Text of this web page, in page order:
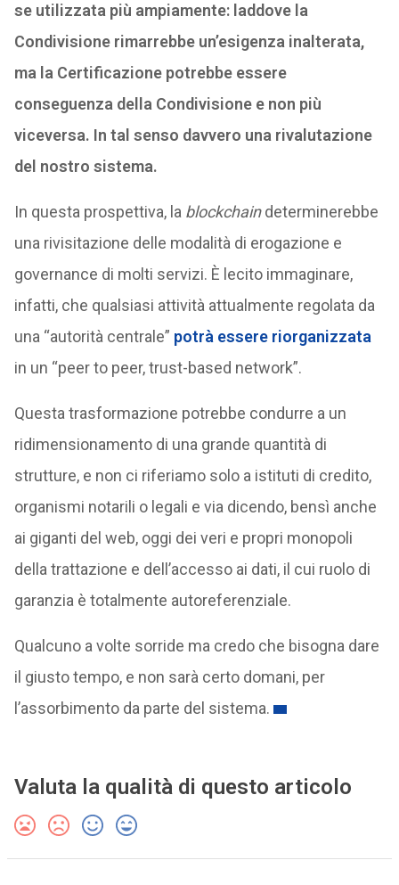
se utilizzata più ampiamente: laddove la
Condivisione rimarrebbe un’esigenza inalterata,
ma la Certificazione potrebbe essere
conseguenza della Condivisione e non più
viceversa. In tal senso davvero una rivalutazione
del nostro sistema.
In questa prospettiva, la blockchaindeterminerebbe
una rivisitazione delle modalità di erogazione e
governance di molti servizi. È lecito immaginare,
infatti, che qualsiasi attività attualmente regolata da
una “autorità centrale” potrà essere riorganizzata
in un “peer to peer, trust-based network”.
Questa trasformazione potrebbe condurre a un
ridimensionamento di una grande quantità di
strutture, e non ci riferiamo solo a istituti di credito,
organismi notarili o legali e via dicendo, bensì anche
ai giganti del web, oggi dei veri e propri monopoli
della trattazione e dell’accesso ai dati, il cui ruolo di
garanzia è totalmente autoreferenziale.
Qualcuno a volte sorride ma credo che bisogna dare
il giusto tempo, e non sarà certo domani, per
l’assorbimento da parte del sistema.
Valuta la qualità di questo articolo